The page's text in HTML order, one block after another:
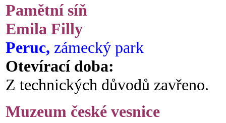
Pamětní síň
Emila Filly
Peruc, zámecký park
Otevírací doba:
Z technických důvodů zavřeno.
Muzeum české vesnice